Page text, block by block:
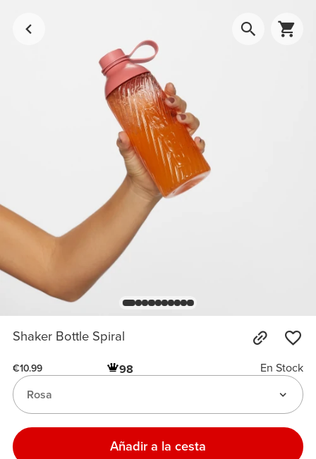
Shaker Bottle Spiral
€10.99 98
En Stock
Rosa
Añadir a la cesta